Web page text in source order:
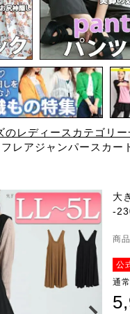
のレディースカテゴリー
レアジャンパースカ
大
-
商
公
通